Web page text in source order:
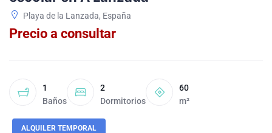
Playa de la Lanzada, España
Precio a consultar
1
Baños
2
Dormitorios
60
m²
ALQUILER TEMPORAL